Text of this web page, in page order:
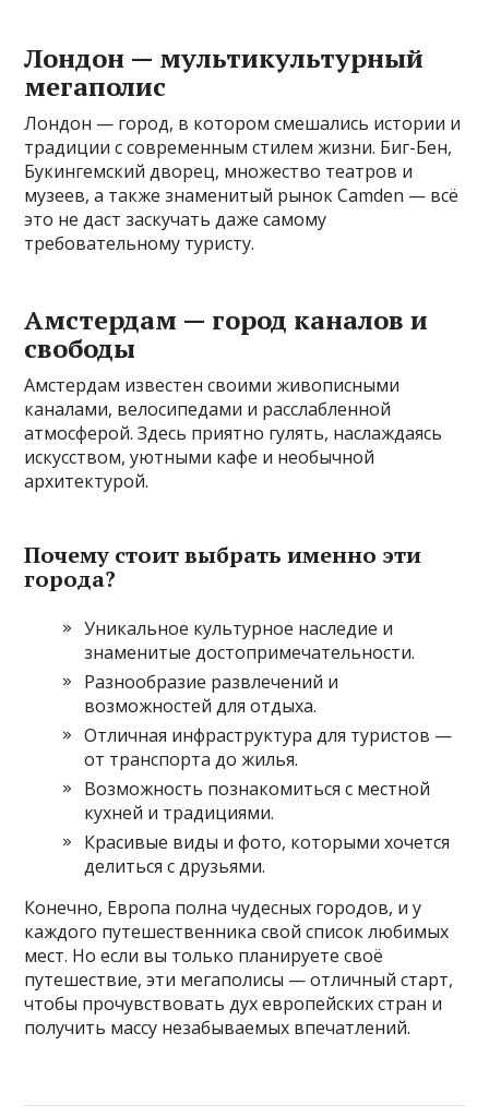
Лондон — мультикультурный
мегаполис
Лондон — город, в котором смешались истории и
традиции с современным стилем жизни. Биг-Бен,
Букингемский дворец, множество театров и
музеев, а также знаменитый рынок Camden — всё
это не даст заскучать даже самому
требовательному туристу.
Амстердам — город каналов и
свободы
Амстердам известен своими живописными
каналами, велосипедами и расслабленной
атмосферой. Здесь приятно гулять, наслаждаясь
искусством, уютными кафе и необычной
архитектурой.
Почему стоит выбрать именно эти
города?
Уникальное культурное наследие и
знаменитые достопримечательности.
Разнообразие развлечений и
возможностей для отдыха.
Отличная инфраструктура для туристов —
от транспорта до жилья.
Возможность познакомиться с местной
кухней и традициями.
Красивые виды и фото, которыми хочется
делиться с друзьями.
Конечно, Европа полна чудесных городов, и у
каждого путешественника свой список любимых
мест. Но если вы только планируете своё
путешествие, эти мегаполисы — отличный старт,
чтобы прочувствовать дух европейских стран и
получить массу незабываемых впечатлений.